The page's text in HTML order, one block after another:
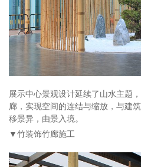
展示中心景观设计延续了山水主题
廊，实现空间的连结与缩放，与建
移景异，由景入境。
▼竹装饰竹廊施工